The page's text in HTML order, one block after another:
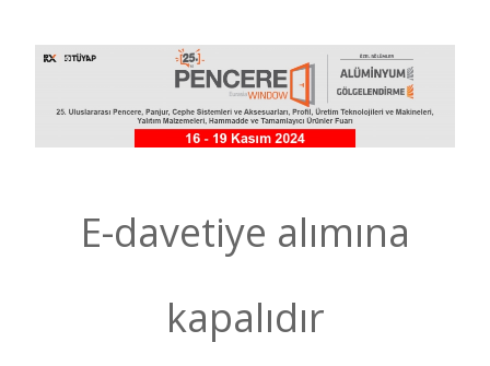
E-davetiye alımına
kapalıdır